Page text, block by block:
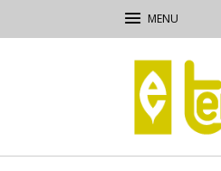
Terra
e
Vita